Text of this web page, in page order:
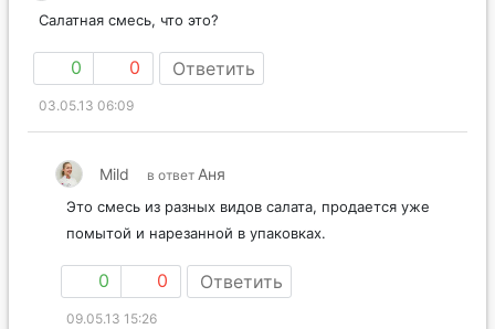
Салатная смесь, что это?
0 0 Ответить
03.05.13 06:09
Mild в ответ Аня
Это смесь из разных видов салата, продается уже
помытой и нарезанной в упаковках.
0 0 Ответить
09.05.13 15:26